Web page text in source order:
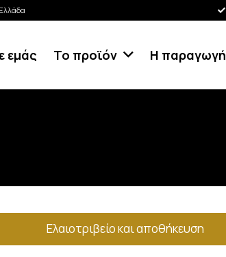
εμάς Το προϊόν Η παραγωγή
Ελαιοτριβείο και αποθήκευση